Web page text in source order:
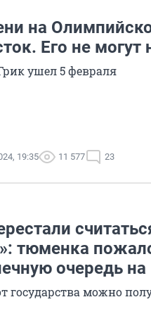
на
Его не могут
ушел 5 февраля
19:35 11 577 23
тюменка
очередь на
государства можно